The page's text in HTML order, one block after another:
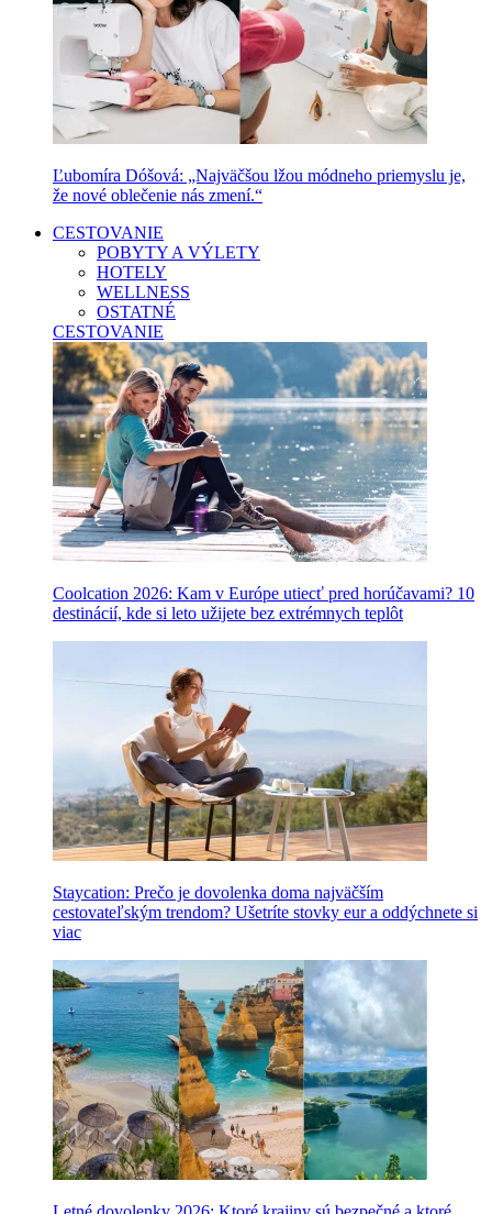
Ľubomíra Dóšová: „Najväčšou lžou módneho priemyslu je,
že nové oblečenie nás zmení.“
CESTOVANIE
POBYTY A VÝLETY
HOTELY
WELLNESS
OSTATNÉ
CESTOVANIE
Coolcation 2026: Kam v Európe utiecť pred horúčavami? 10
destinácií, kde si leto užijete bez extrémnych teplôt
Staycation: Prečo je dovolenka doma najväčším
cestovateľským trendom? Ušetríte stovky eur a oddýchnete si
viac